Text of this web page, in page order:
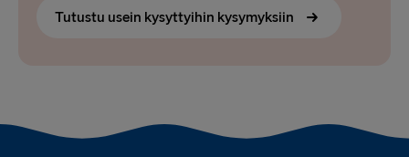
Tutustu usein kysyttyihin kysymyksiin